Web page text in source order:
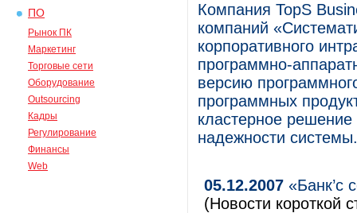
ПО
Рынок ПК
Маркетинг
Торговые сети
Оборудование
Outsourcing
Кадры
Регулирование
Финансы
Web
Компания TopS
компаний
корпоративного
программно-
версию
программных
кластерное
надежности системы.
05.12.2007 «Банк’c
(Новости короткой